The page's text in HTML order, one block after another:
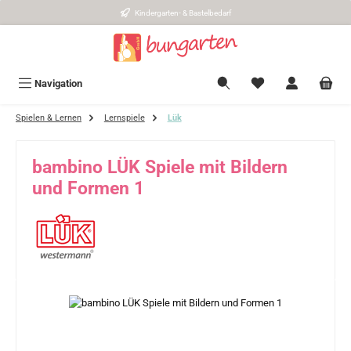
Kindergarten- & Bastelbedarf
Navigation
Spielen & Lernen Lernspiele Lük
bambino LÜK Spiele mit Bildern
und Formen 1
Bildergalerie überspringen